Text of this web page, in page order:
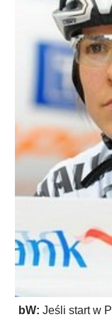
bW: Jeśli start w